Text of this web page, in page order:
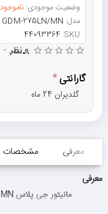
وضعیت موجودی: ناموجود
مدل: GDM-275LN/MN
SKU:
44093364
0 نظر -
گارانتی
گلدیران 24 ماه
معرفی مشخصات
معرفی
مانیتور جی پلاس GPlus GDM-275LN/MN سایز 27 اینچ